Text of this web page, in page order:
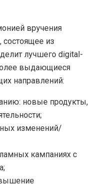
вручения
из
лучшего digital-
выдающиеся
направлений:
новые продукты,
изменений/
кампаниях с